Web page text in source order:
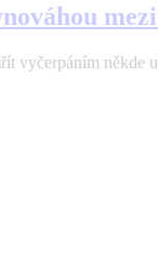
vyčerpáním někde